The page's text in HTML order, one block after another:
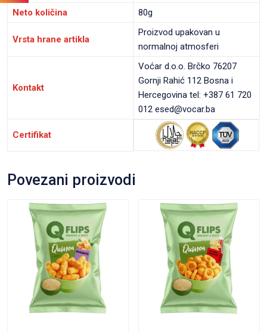
Neto količina
80g
Vrsta hrane artikla
Proizvod upakovan u
normalnoj atmosferi
Kontakt
Voćar d.o.o. Brčko 76207
Gornji Rahić 112 Bosna i
Hercegovina tel: +387 61 720
012 esed@vocar.ba
Certifikat
Povezani proizvodi
VIEW PRODUCT